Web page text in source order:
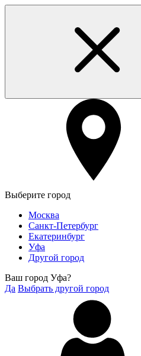
Выберите город
Москва
Санкт-Петербург
Екатеринбург
Уфа
Другой город
Ваш город Уфа?
Да Выбрать другой город